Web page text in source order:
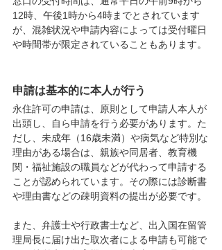
12時、午後1時から4時までとされています
が、混雑状況や申請内容によっては受付曜日
や時間帯が限定されていることもあります。
申請は基本的に本人が行う
永住許可の申請は、原則として申請人本人が
出頭し、自ら申請を行う必要があります。た
だし、未成年（16歳未満）や病気など特別な
理由がある場合は、親族や同居者、教育機
関・福祉施設の職員などが代わって申請する
ことが認められています。その際には診断書
や理由書などの疎明資料の提出が必要です。
また、弁護士や行政書士など、出入国在留管
理局長に届け出た取次者による申請も可能で